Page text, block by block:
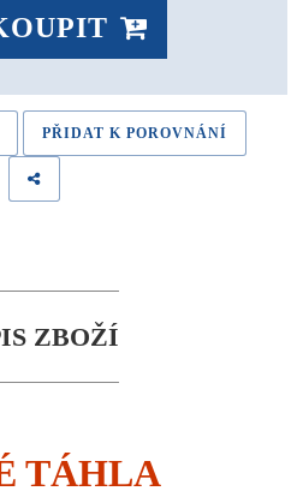
PŘIDAT K POROVNÁNÍ
ZBOŽÍ
TÁHLA